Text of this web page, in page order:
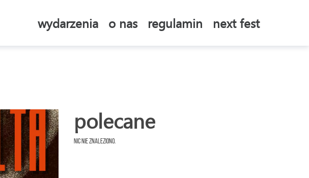
wydarzenia o nas regulamin next fest
polecane
Nic nie znaleziono.